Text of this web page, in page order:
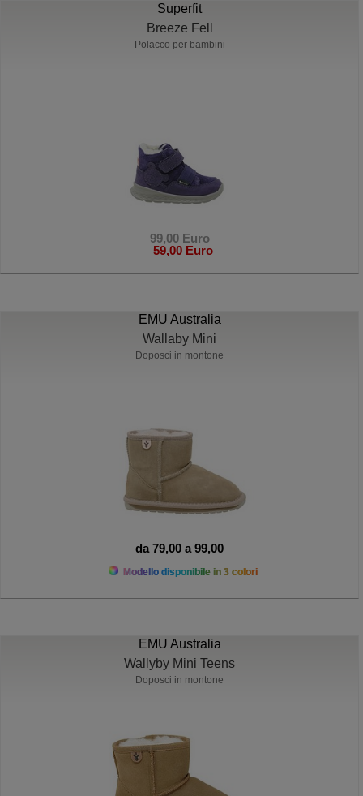
Superfit
Breeze Fell
Polacco per bambini
99,00 Euro
59,00 Euro
EMU Australia
Wallaby Mini
Doposci in montone
da 79,00 a 99,00
Modello disponibile in 3 colori
EMU Australia
Wallyby Mini Teens
Doposci in montone